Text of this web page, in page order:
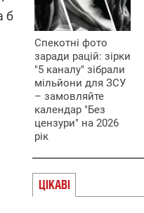
б
Спекотні фото
заради рацій: зірки
"5 каналу" зібрали
мільйони для ЗСУ
– замовляйте
календар "Без
цензури" на 2026
рік
ЦІКАВІ